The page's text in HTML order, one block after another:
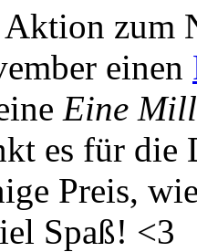
Aktion zum
einen
Eine
es für die
Preis,
Spaß! <3